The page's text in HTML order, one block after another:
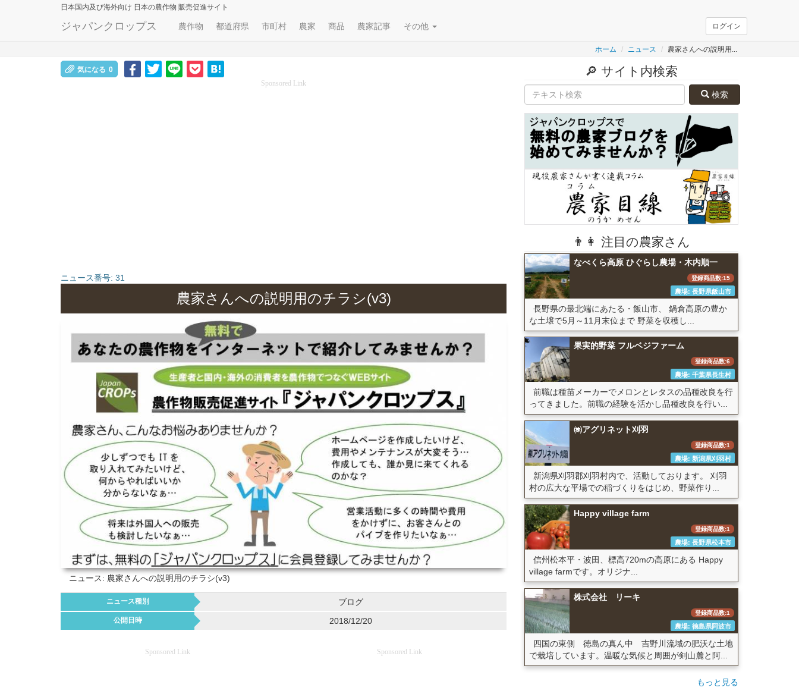
日本国内及び海外向け 日本の農作物 販売促進サイト
ジャパンクロップス 農作物 都道府県 市町村 農家 商品 農家記事 その他 ログイン
ホーム ニュース 農家さんへの説明用...
気になる 0
Sponsored Link
ニュース番号: 31
農家さんへの説明用のチラシ(v3)
ニュース: 農家さんへの説明用のチラシ(v3)
ニュース種別 ブログ
公開日時 2018/12/20
Sponsored Link Sponsored Link
🔎 サイト内検索
検索
👨👩 注目の農家さん
なべくら高原 ひぐらし農場・木内順一
登録商品数:15
農場: 長野県飯山市
長野県の最北端にあたる・飯山市、 鍋倉高原の豊か
な土壌で5月～11月末位まで 野菜を収穫し...
果実的野菜 フルベジファーム
登録商品数:6
農場: 千葉県長生村
前職は種苗メーカーでメロンとレタスの品種改良を行
ってきました。前職の経験を活かし品種改良を行い...
㈱アグリネット刈羽
登録商品数:1
農場: 新潟県刈羽村
新潟県刈羽郡刈羽村内で、活動しております。 刈羽
村の広大な平場での稲づくりをはじめ、野菜作り...
Happy village farm
登録商品数:1
農場: 長野県松本市
信州松本平・波田、標高720mの高原にある Happy
village farmです。オリジナ...
株式会社 リーキ
登録商品数:1
農場: 徳島県阿波市
四国の東側 徳島の真ん中 吉野川流域の肥沃な土地
で栽培しています。温暖な気候と周囲が剣山麓と阿...
もっと見る